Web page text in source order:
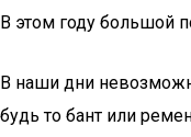
В этом году большой
В наши дни
будь то бант или